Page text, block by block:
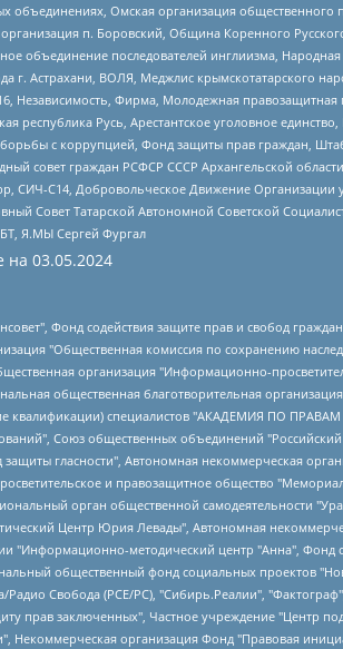
объединениях, Омская организация
п. Боровский, Община Коренного
объединение последователей инглиизма,
Астрахани, ВОЛЯ, Меджлис крымскотатарского
Независимость, Фирма, Молодежная
республика Русь, Арестантское уголовное
с коррупцией, Фонд защиты прав граждан,
совет граждан РСФСР СССР Архангельской
СИЧ-С14, Добровольческое Движение
Совет Татарской Автономной Советской
Я.МЫ Сергей Фургал
на 03.05.2024
с проблемой насилия "НАСИЛИЮ.НЕТ", Межрегиональный профессиональный союз работников здравоохранения "Альянс врачей", Юридическое лицо, зарегистрированное в Латвийской Республике, SIA "Medusa Project" (регистрационный номер 40103797863, дата регистрации 10.06.2014), Некоммерческая организация "Фонд по борьбе с коррупцией", Автономная некоммерческая организация "Институт права и публичной политики", Баданин Роман Сергеевич, Гликин Максим Александрович, Железнова Мария Михайловна, Лукьянова Юлия Сергеевна, Маетная Елизавета Витальевна, Маняхин Петр Борисович, Чуракова Ольга Владимировна, Ярош Юлия Петровна, Юридическое лицо "The Insider SIA", зарегистрированное в Риге, Латвийская Республика (дата регистрации 26.06.2015), являющееся администратором доменного имени интернет-издания "The Insider SIA", https://theins.ru, Постернак Алексей Евгеньевич, Рубин Михаил Аркадьевич, Анин Роман Александрович, Юридическое лицо Istories fonds, зарегистрированное в Латвийской Республике (регистрационный номер 50008295751, дата регистрации 24.02.2020), Великовский Дмитрий Александрович, Долинина Ирина Николаевна, Мароховская Алеся Алексеевна, Шлейнов Роман Юрьевич, Шмагун Олеся Валентиновна, Общество с ограниченной ответственностью "Альтаир 2021", Общество с ограниченной ответственностью "Вега 2021", Общество с ограниченной ответственностью "Главный редактор 2021", Общество с ограниченной ответственностью "Ромашки монолит", Важенков Артем Валерьевич, Ивановская областная общественная организация "Центр гендерных исследований", Гурман Юрий Альбертович, Медиапроект "ОВД-Инфо", Егоров Владимир Владимирович, Жилинский Владимир Александрович, Общество с ограниченной ответственностью "ЗП", Иванова София Юрьевна, Карезина Инна Павловна, Кильтау Екатерина Викторовна, Петров Алексей Викторович, Пискунов Сергей Евгеньевич, Смирнов Сергей Сергеевич, Тихонов Михаил Сергеевич, Общество с ограниченной ответственностью "ЖУРНАЛИСТ-ИНОСТРАННЫЙ АГЕНТ", Арапова Галина Юрьевна, Вольтская Татьяна Анатольевна, Американская компания "Mason G.E.S. Anonymous Foundation" (США), являющаяся владельцем интернет-издания https://mnews.world/, Компания "Stichting Bellingcat", зарегистрированная в Нидерландах (дата регистрации 11.07.2018), Захаров Андрей